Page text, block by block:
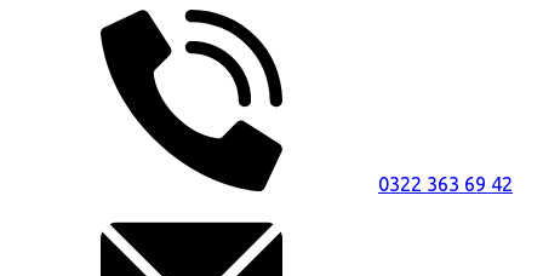
0322 363 69 42